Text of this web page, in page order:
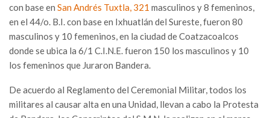
con base en San Andrés Tuxtla, 321 masculinos y 8 femeninos,
en el 44/o. B.I. con base en Ixhuatlán del Sureste, fueron 80
masculinos y 10 femeninos, en la ciudad de Coatzacoalcos
donde se ubica la 6/1 C.I.N.E. fueron 150 los masculinos y 10
los femeninos que Juraron Bandera.
De acuerdo al Reglamento del Ceremonial Militar, todos los
militares al causar alta en una Unidad, llevan a cabo la Protesta